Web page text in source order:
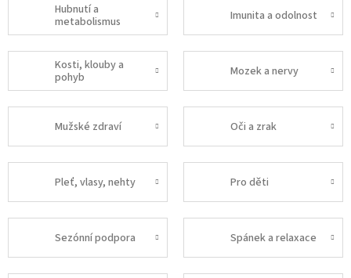
Hubnutí a
metabolismus
Imunita a odolnost
Kosti, klouby a
pohyb
Mozek a nervy
Mužské zdraví Oči a zrak
Pleť, vlasy, nehty Pro děti
Sezónní podpora Spánek a relaxace